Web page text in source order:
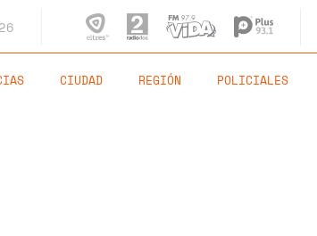
CIUDAD REGIÓN POLICIALES